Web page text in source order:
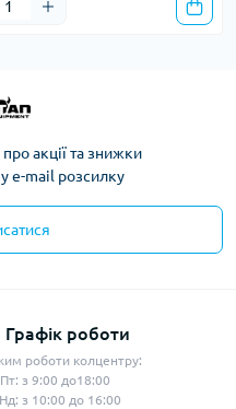
акції та знижки
e-mail розсилку
Графік роботи
роботи колцентру:
з 9:00 до18:00
з 10:00 до 16:00